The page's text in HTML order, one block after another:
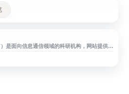
是面向信息通信领域的科研机构，网站提供研
、产业观察、技术标准、检测认证、白皮书与
工业互联网、人工智能、数字经济、网络安